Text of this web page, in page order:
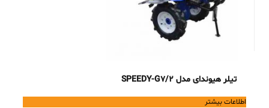
تیلر هیوندای مدل SPEEDY-G7/2
اطلاعات بیشتر